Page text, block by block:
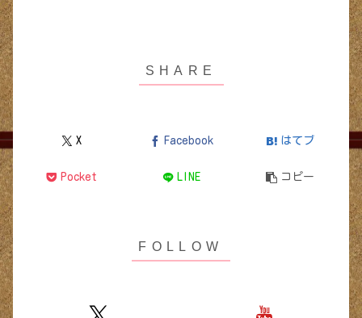
X Facebook はてブ
Pocket LINE コピー